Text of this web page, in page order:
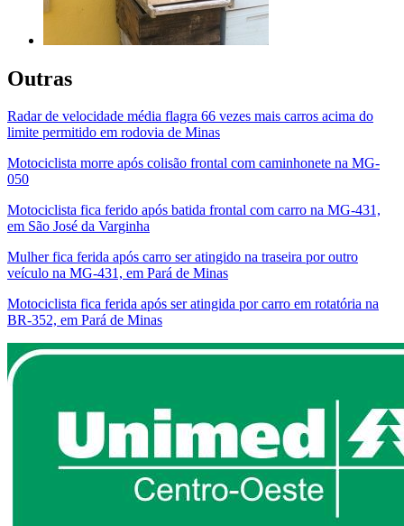
Outras
Radar de velocidade média flagra 66 vezes mais carros acima do
limite permitido em rodovia de Minas
Motociclista morre após colisão frontal com caminhonete na MG-
050
Motociclista fica ferido após batida frontal com carro na MG-431,
em São José da Varginha
Mulher fica ferida após carro ser atingido na traseira por outro
veículo na MG-431, em Pará de Minas
Motociclista fica ferida após ser atingida por carro em rotatória na
BR-352, em Pará de Minas